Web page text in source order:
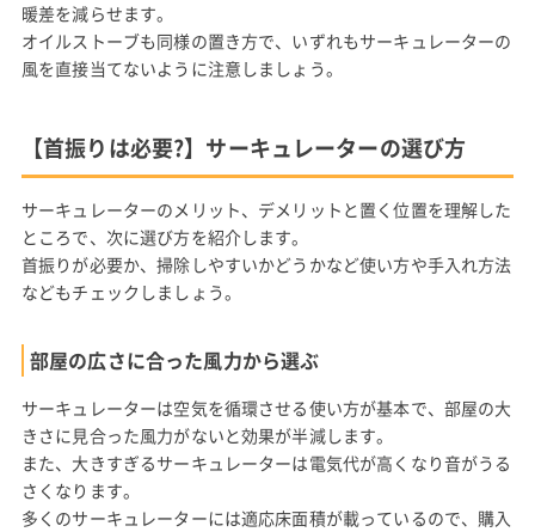
暖差を減らせます。
オイルストーブも同様の置き方で、いずれもサーキュレーターの
風を直接当てないように注意しましょう。
【首振りは必要?】サーキュレーターの選び方
サーキュレーターのメリット、デメリットと置く位置を理解した
ところで、次に選び方を紹介します。
首振りが必要か、掃除しやすいかどうかなど使い方や手入れ方法
などもチェックしましょう。
部屋の広さに合った風力から選ぶ
サーキュレーターは空気を循環させる使い方が基本で、部屋の大
きさに見合った風力がないと効果が半減します。
また、大きすぎるサーキュレーターは電気代が高くなり音がうる
さくなります。
多くのサーキュレーターには適応床面積が載っているので、購入